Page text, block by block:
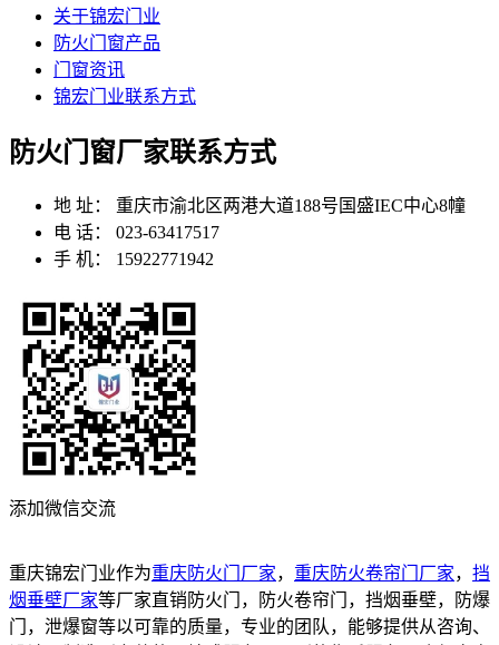
关于锦宏门业
防火门窗产品
门窗资讯
锦宏门业联系方式
防火门窗厂家联系方式
地 址：
重庆市渝北区两港大道188号国盛IEC中心8幢
电 话：
023-63417517
手 机：
15922771942
添加微信交流
重庆锦宏门业作为重庆防火门厂家， 重庆防火卷帘门厂家， 挡
烟垂壁厂家等厂家直销防火门，防火卷帘门，挡烟垂壁，防爆
门，泄爆窗等以可靠的质量，专业的团队，能够提供从咨询、